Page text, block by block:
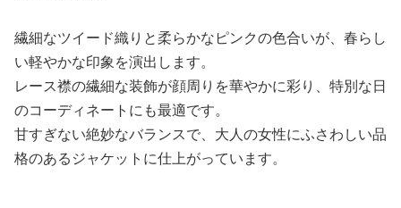
繊細なツイード織りと柔らかなピンクの色合いが、春らし
い軽やかな印象を演出します。
レース襟の繊細な装飾が顔周りを華やかに彩り、特別な日
のコーディネートにも最適です。
甘すぎない絶妙なバランスで、大人の女性にふさわしい品
格のあるジャケットに仕上がっています。